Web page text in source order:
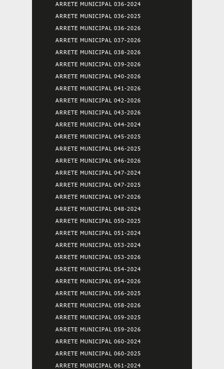
ARRETE MUNICIPAL 036-2024
ARRETE MUNICIPAL 036-2025
ARRETE MUNICIPAL 036-2026
ARRETE MUNICIPAL 037-2026
ARRETE MUNICIPAL 038-2026
ARRETE MUNICIPAL 039-2026
ARRETE MUNICIPAL 040-2026
ARRETE MUNICIPAL 041-2026
ARRETE MUNICIPAL 042-2026
ARRETE MUNICIPAL 043-2026
ARRETE MUNICIPAL 044-2024
ARRETE MUNICIPAL 045-2025
ARRETE MUNICIPAL 046-2025
ARRETE MUNICIPAL 046-2026
ARRETE MUNICIPAL 047-2024
ARRETE MUNICIPAL 047-2025
ARRETE MUNICIPAL 047-2026
ARRETE MUNICIPAL 048-2024
ARRETE MUNICIPAL 050-2025
ARRETE MUNICIPAL 051-2024
ARRETE MUNICIPAL 053-2024
ARRETE MUNICIPAL 053-2026
ARRETE MUNICIPAL 054-2024
ARRETE MUNICIPAL 054-2026
ARRETE MUNICIPAL 056-2025
ARRETE MUNICIPAL 058-2026
ARRETE MUNICIPAL 059-2025
ARRETE MUNICIPAL 059-2026
ARRETE MUNICIPAL 060-2024
ARRETE MUNICIPAL 060-2025
ARRETE MUNICIPAL 061-2024